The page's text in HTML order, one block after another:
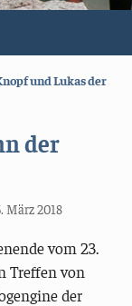
und Lukas der
der
März 2018
vom 23.
Treffen von
der